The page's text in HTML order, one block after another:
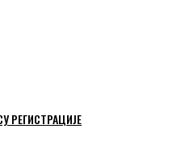
РЕГИСТРАЦИЈЕ